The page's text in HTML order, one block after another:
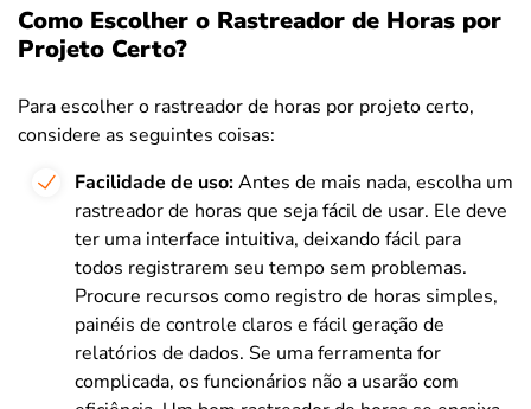
Como Escolher o Rastreador de Horas por
Projeto Certo?
Para escolher o rastreador de horas por projeto certo,
considere as seguintes coisas:
Facilidade de uso:Antes de mais nada, escolha um
rastreador de horas que seja fácil de usar. Ele deve
ter uma interface intuitiva, deixando fácil para
todos registrarem seu tempo sem problemas.
Procure recursos como registro de horas simples,
painéis de controle claros e fácil geração de
relatórios de dados. Se uma ferramenta for
complicada, os funcionários não a usarão com